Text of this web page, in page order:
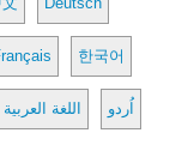
한국어
اللغة العربية اُردو